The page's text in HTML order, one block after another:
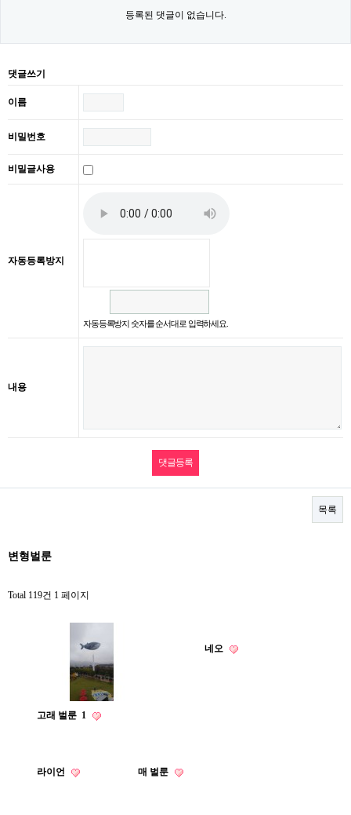
등록된 댓글이 없습니다.
댓글쓰기
이름
비밀번호
비밀글사용
자동등록방지
자동등록방지 숫자를 순서대로 입력하세요.
내용
목록
변형벌룬
Total 119건 1 페이지
고래 벌룬 1
네오
라이언 매 벌룬